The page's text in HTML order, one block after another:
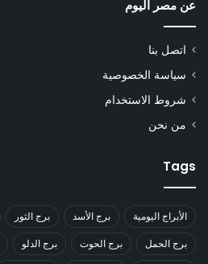
عن مصر اليوم
اتصل بنا
سياسة الخصوصية
شروط الاستخدام
من نحن
Tags
الأبراج اليومية برج الأسد برج الثور
برج الحمل برج الحوت برج الدلو